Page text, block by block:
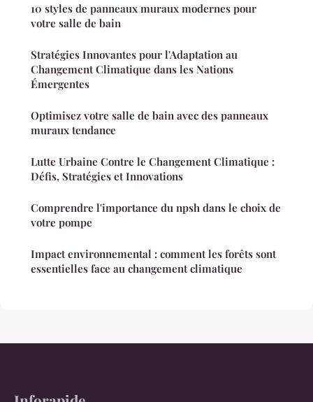
10 styles de panneaux muraux modernes pour
votre salle de bain
Stratégies Innovantes pour l'Adaptation au
Changement Climatique dans les Nations
Émergentes
Optimisez votre salle de bain avec des panneaux
muraux tendance
Lutte Urbaine Contre le Changement Climatique :
Défis, Stratégies et Innovations
Comprendre l'importance du npsh dans le choix de
votre pompe
Impact environnemental : comment les forêts sont
essentielles face au changement climatique